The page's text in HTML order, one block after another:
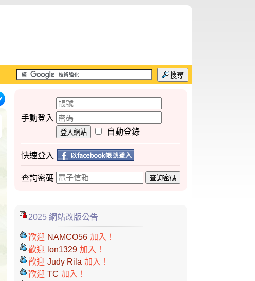
搜尋
手動登入
登入網站 自動登錄
快速登入
查詢密碼 查詢密碼
2025 網站改版公告
歡迎 NAMCO56 加入！
歡迎 lon1329 加入！
歡迎 Judy Rila 加入！
歡迎 TC 加入！